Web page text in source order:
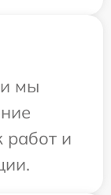
мы
работ и